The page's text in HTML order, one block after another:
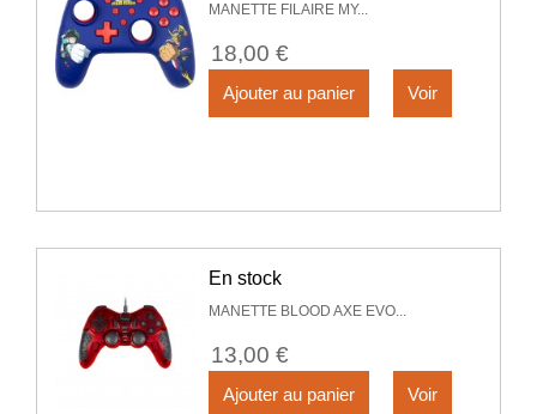
MANETTE FILAIRE MY...
18,00 €
Ajouter au panier Voir
En stock
MANETTE BLOOD AXE EVO...
13,00 €
Ajouter au panier Voir